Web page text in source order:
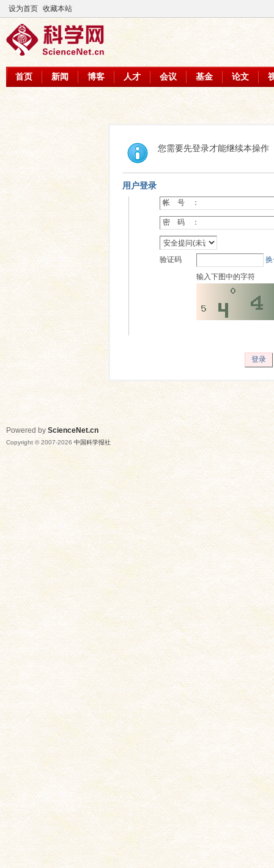
设为首页 收藏本站
首页 新闻 博客 人才 会议 基金 论文
您需要先登录才能继续本操作
用户登录
帐 号 ：
密 码 ：
验证码
输入下图中的字符
登录
Powered by ScienceNet.cn
Copyright © 2007-2026 中国科学报社